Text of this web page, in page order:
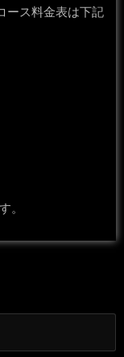
ース料金表は下記
。